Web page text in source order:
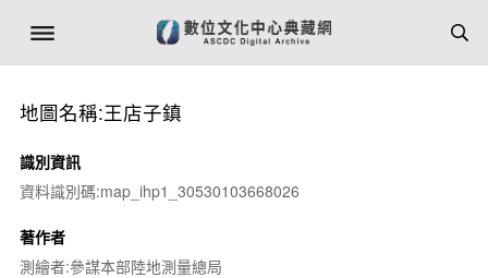
地圖名稱:王店子鎮
識別資訊
資料識別碼:map_ihp1_30530103668026
著作者
測繪者:參謀本部陸地測量總局